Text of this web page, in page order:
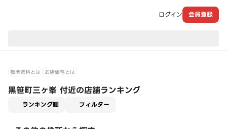
ログイン 会員登録
標準送料とは お店価格とは
黒笹町三ヶ峯 付近の店舗ランキング
ランキング順 フィルター